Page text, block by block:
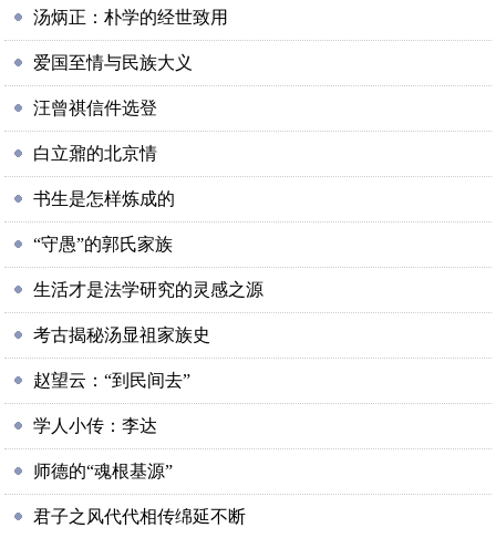
汤炳正：朴学的经世致用
爱国至情与民族大义
汪曾祺信件选登
白立鼐的北京情
书生是怎样炼成的
“守愚”的郭氏家族
生活才是法学研究的灵感之源
考古揭秘汤显祖家族史
赵望云：“到民间去”
学人小传：李达
师德的“魂根基源”
君子之风代代相传绵延不断